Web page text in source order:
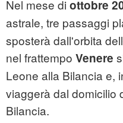
Nel mese di ottobre
astrale, tre passaggi
sposterà dall'orbita
nel frattempo Venere
Leone alla Bilancia e,
viaggerà dal domicilio
Bilancia.